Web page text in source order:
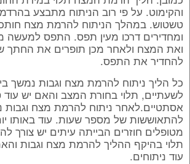
והקימוט. על פי רוב הניתוח מתבצע
טשטוש. במהלך הניתוח להרמת מצח
ומחדירים דרכו מעין תפס. התפס למעשה
ואת המצח ולאחר מכן תופרים את החתך
להחדיר את התפס.
כל הליך ניתוח להרמת מצח וגבות נמשך
לשעתיים, תלוי בחורת המצב והאם יש עוד
אסתטיים.לאחר ניתוח להרמת מצח
להתאוששות של מספר שעות. עוד באותו
מטופלים חוזרים הבייתה עיתים יש צורך
תלוי בהיקף ההליך להרמת מצח וגבות
עוד ניתוחים.